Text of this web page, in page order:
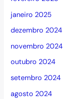
janeiro 2025
dezembro 2024
novembro 2024
outubro 2024
setembro 2024
agosto 2024